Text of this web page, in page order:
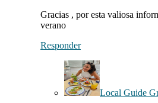
Gracias , por esta valiosa
verano
Responder
Local Guide